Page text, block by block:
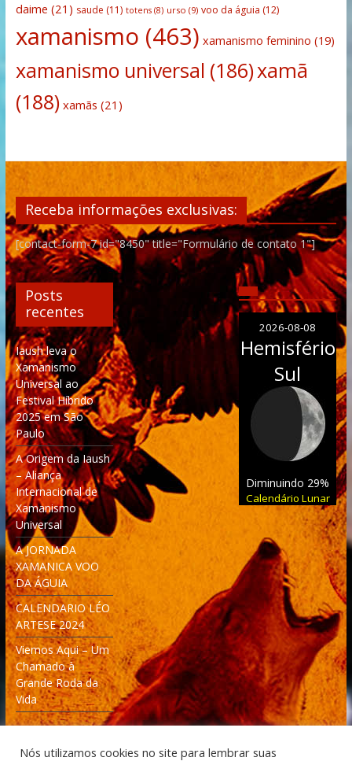
daime (21) saude (11) totens(8) urso (9) voo da águia (12)
xamanismo (463) xamanismo feminino (19)
xamanismo universal (186)xamã
(188) xamãs (21)
Receba informações exclusivas:
[contact-form-7 id="8450" title="Formulário de contato 1"]
Posts
recentes
Iaush leva o
Xamanismo
Universal ao
Festival Híbrido
2025 em São
Paulo
A Origem da Iaush
– Aliança
Internacional de
Xamanismo
Universal
A JORNADA
XAMANICA VOO
DA ÁGUIA
CALENDARIO LÉO
ARTESE 2024
Viemos Aqui – Um
Chamado à
Grande Roda da
Vida
2026-08-08
Hemisfério
Sul
Diminuindo 29%
Calendário Lunar
Nós utilizamos cookies no site para lembrar suas